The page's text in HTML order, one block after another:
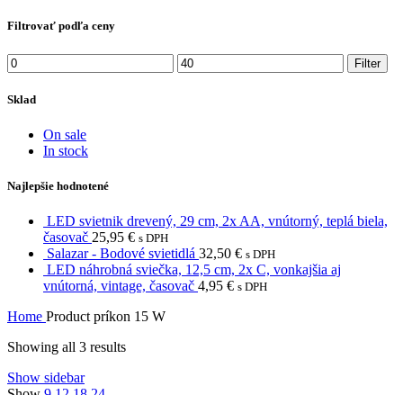
Filtrovať podľa ceny
Min
price
Max
price
Filter
Sklad
On sale
In stock
Najlepšie hodnotené
LED svietnik drevený, 29 cm, 2x AA, vnútorný, teplá biela,
časovač 25,95 € s DPH
Salazar - Bodové svietidlá 32,50 € s DPH
LED náhrobná sviečka, 12,5 cm, 2x C, vonkajšia aj
vnútorná, vintage, časovač 4,95 € s DPH
Home Product príkon 15 W
Showing all 3 results
Show sidebar